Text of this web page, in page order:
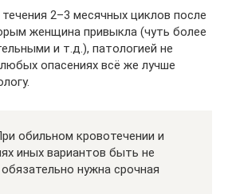
2–3 месячных циклов после
женщина привыкла (чуть более
и т.д.), патологией не
опасениях всё же лучше
обильном кровотечении и
иных вариантов быть не
нужна срочная